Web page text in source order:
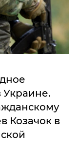
Украине.
Козачок в